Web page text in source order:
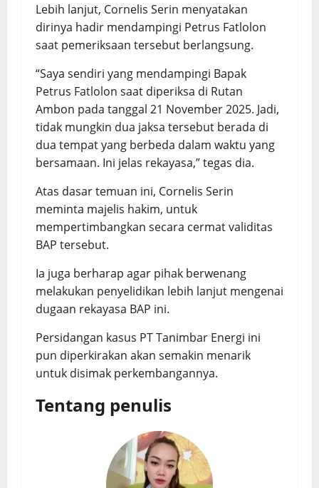
Lebih lanjut, Cornelis Serin menyatakan
dirinya hadir mendampingi Petrus Fatlolon
saat pemeriksaan tersebut berlangsung.
“Saya sendiri yang mendampingi Bapak
Petrus Fatlolon saat diperiksa di Rutan
Ambon pada tanggal 21 November 2025. Jadi,
tidak mungkin dua jaksa tersebut berada di
dua tempat yang berbeda dalam waktu yang
bersamaan. Ini jelas rekayasa,” tegas dia.
Atas dasar temuan ini, Cornelis Serin
meminta majelis hakim, untuk
mempertimbangkan secara cermat validitas
BAP tersebut.
Ia juga berharap agar pihak berwenang
melakukan penyelidikan lebih lanjut mengenai
dugaan rekayasa BAP ini.
Persidangan kasus PT Tanimbar Energi ini
pun diperkirakan akan semakin menarik
untuk disimak perkembangannya.
Tentang penulis